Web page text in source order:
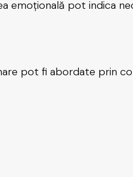
emoțională pot indica
pot fi abordate prin